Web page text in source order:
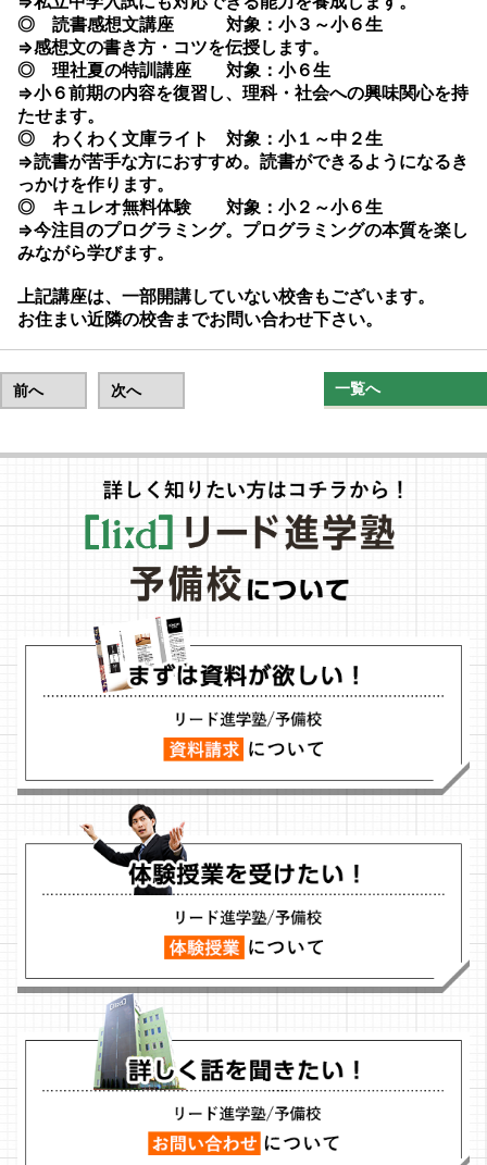
◎ 読書感想文講座 対象：小３～小６生
⇒感想文の書き方・コツを伝授します。
◎ 理社夏の特訓講座 対象：小６生
⇒小６前期の内容を復習し、理科・社会への興味関心を持
たせます。
◎ わくわく文庫ライト 対象：小１～中２生
⇒読書が苦手な方におすすめ。読書ができるようになるき
っかけを作ります。
◎ キュレオ無料体験 対象：小２～小６生
⇒今注目のプログラミング。プログラミングの本質を楽し
みながら学びます。
上記講座は、一部開講していない校舎もございます。
お住まい近隣の校舎までお問い合わせ下さい。
前へ 次へ 一覧へ